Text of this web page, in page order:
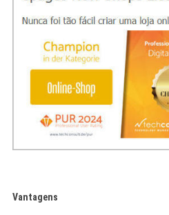
Vantagens